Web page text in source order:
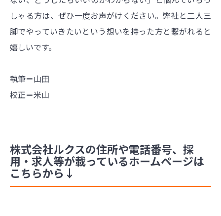
しゃる方は、ぜひ一度お声がけください。弊社と二人三
脚でやっていきたいという想いを持った方と繋がれると
嬉しいです。
執筆＝山田
校正＝米山
株式会社ルクスの住所や電話番号、採
用・求人等が載っているホームページは
こちらから↓